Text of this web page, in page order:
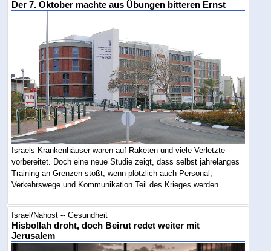
Der 7. Oktober machte aus Übungen bitteren Ernst
Israels Krankenhäuser waren auf Raketen und viele Verletzte
vorbereitet. Doch eine neue Studie zeigt, dass selbst jahrelanges
Training an Grenzen stößt, wenn plötzlich auch Personal,
Verkehrswege und Kommunikation Teil des Krieges werden....
Israel/Nahost -- Gesundheit
Hisbollah droht, doch Beirut redet weiter mit
Jerusalem